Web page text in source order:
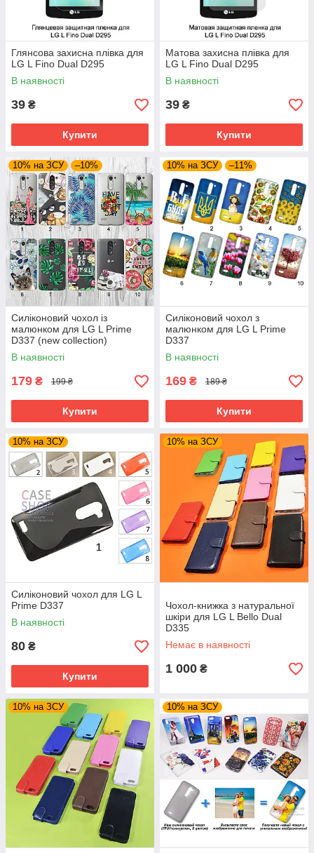
Глянсова захисна плівка для
LG L Fino Dual D295
В наявності
39 ₴
Купити
Матова захисна плівка для
LG L Fino Dual D295
В наявності
39 ₴
Купити
10% на ЗСУ –10%
Силіконовий чохол із
малюнком для LG L Prime
D337 (new collection)
В наявності
179 ₴ 199 ₴
Купити
10% на ЗСУ –11%
Силіконовий чохол з
малюнком для LG L Prime
D337
В наявності
169 ₴ 189 ₴
Купити
10% на ЗСУ
Силіконовий чохол для LG L
Prime D337
В наявності
80 ₴
Купити
10% на ЗСУ
Чохол-книжка з натуральної
шкіри для LG L Bello Dual
D335
Немає в наявності
1 000 ₴
10% на ЗСУ 10% на ЗСУ